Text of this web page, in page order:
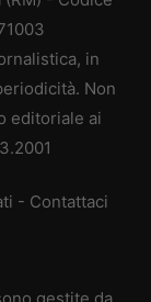
in
Non
editoriale ai
- Contattaci